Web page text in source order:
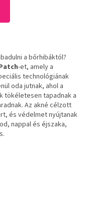
a bőrhibáktól?
-et, amely a
technológiának
oda jutnak, ahol a
tökéletesen tapadnak a
Az akné célzott
és védelmet nyújtanak
nappal és éjszaka,